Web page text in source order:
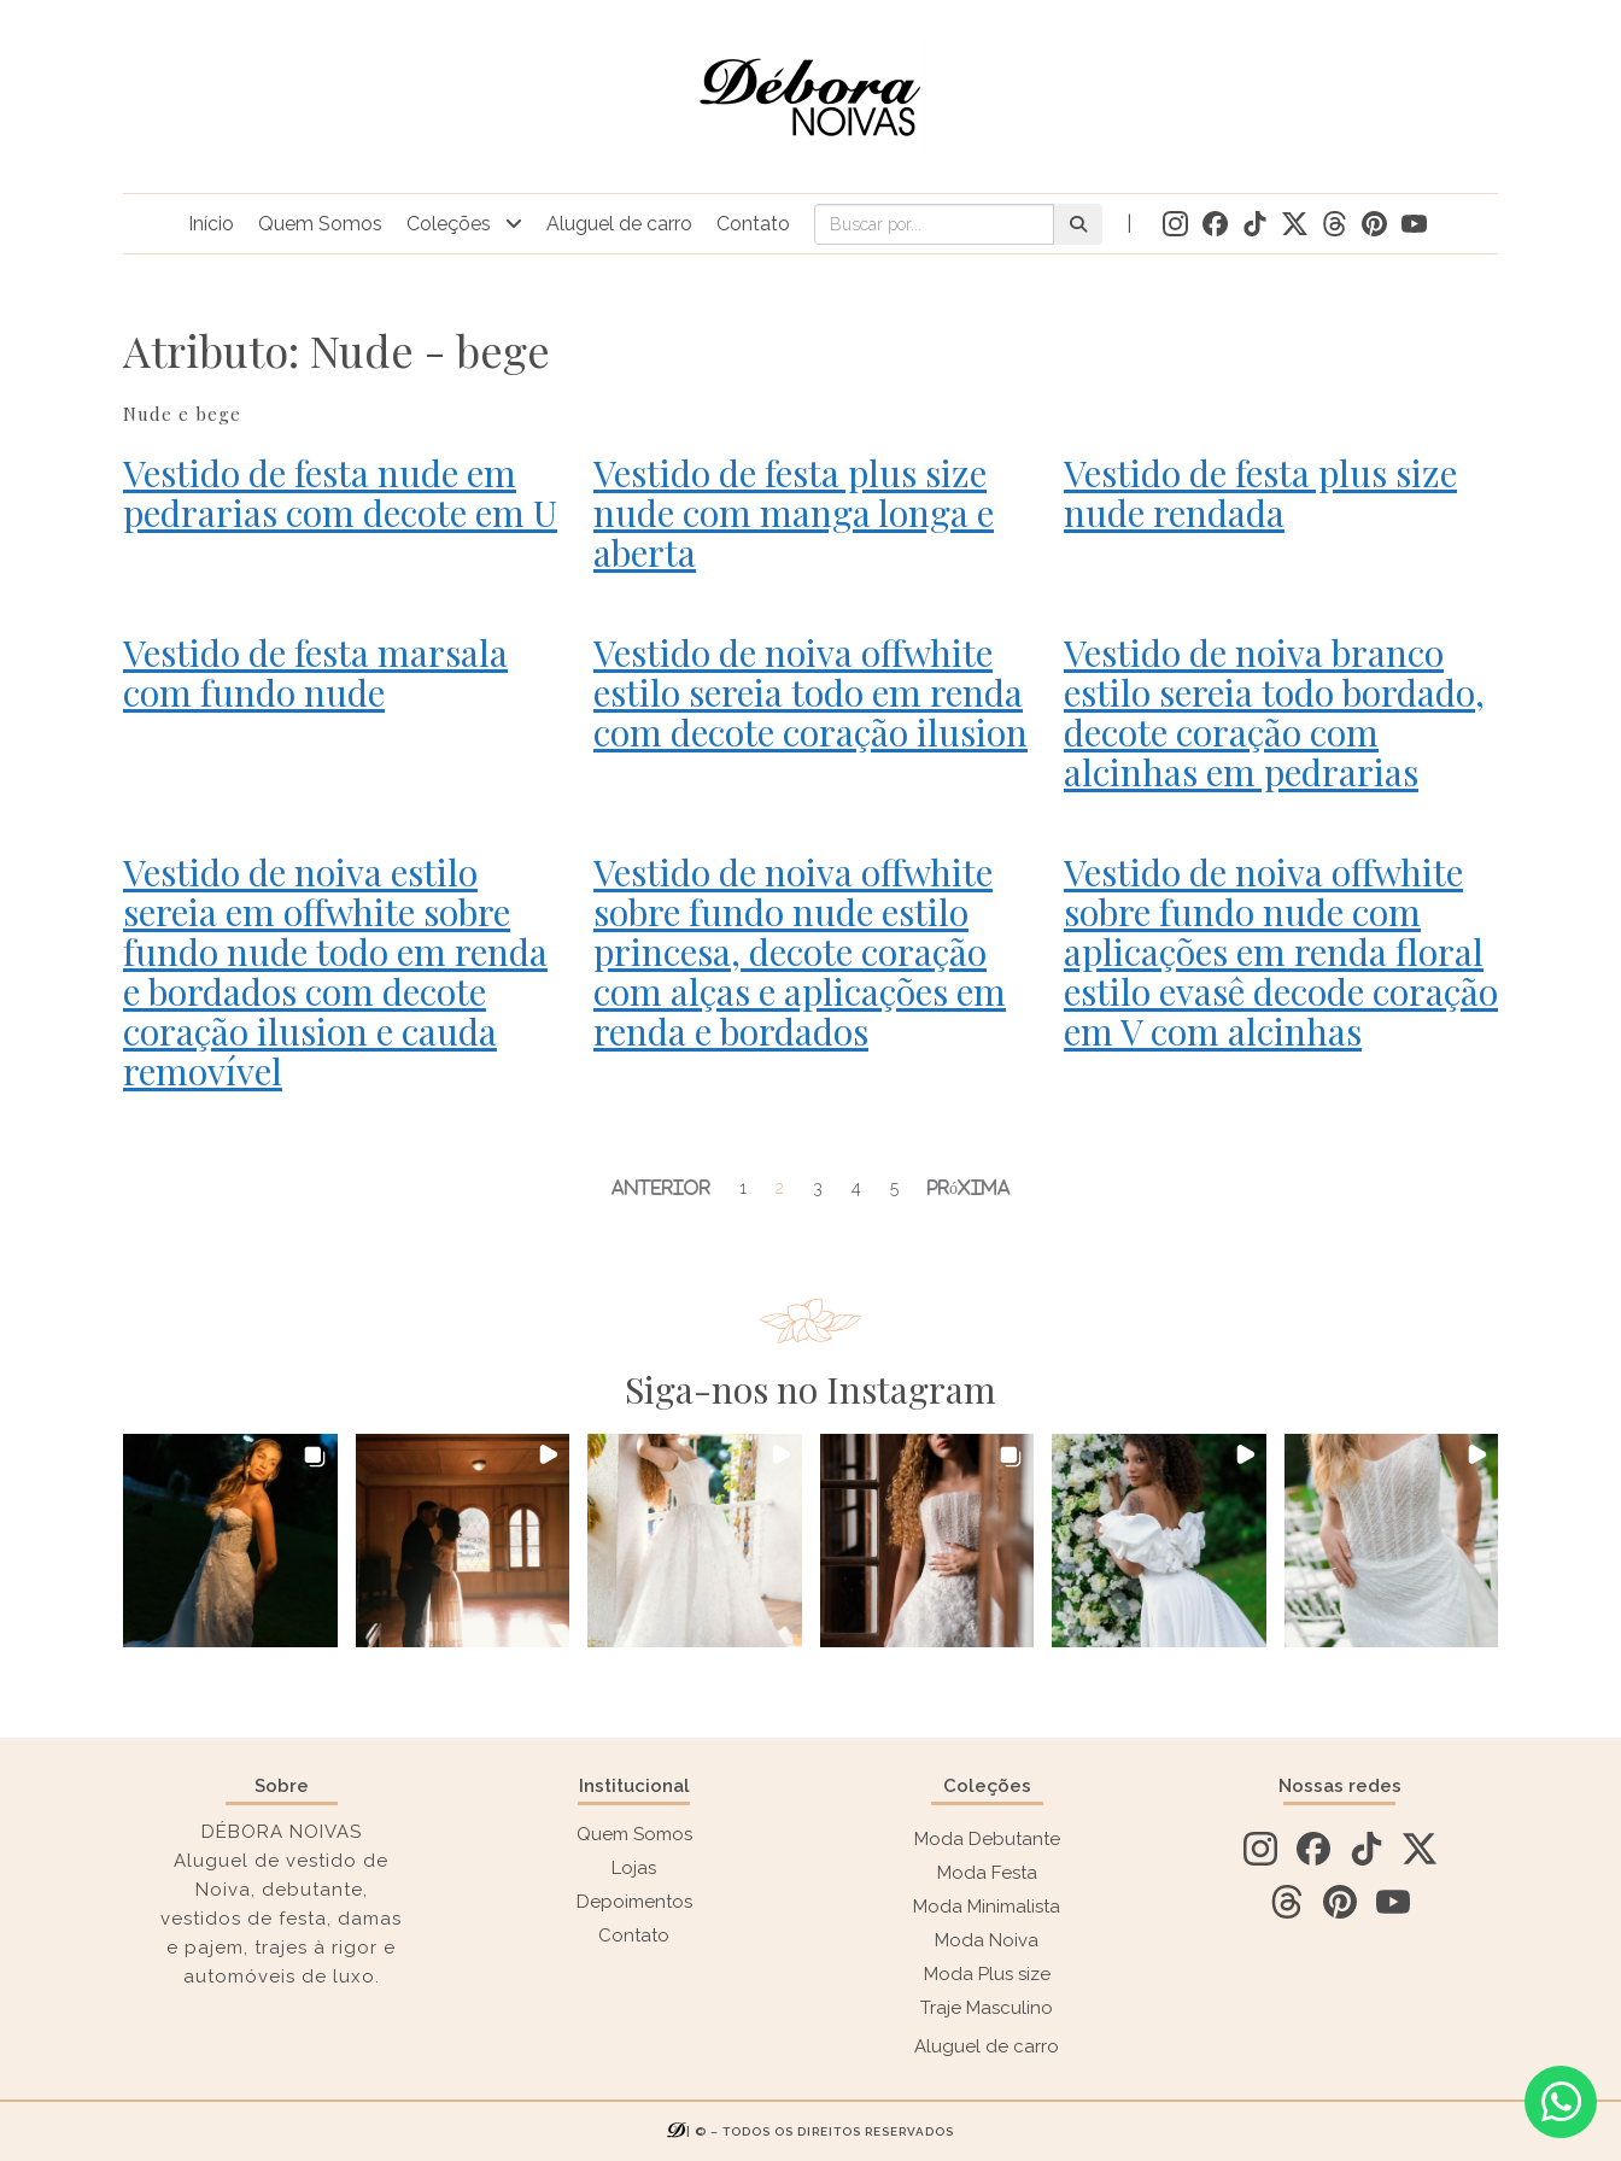
Início Quem Somos Coleções Aluguel de carro Contato
Atributo: Nude - bege
Nude e bege
Vestido de festa nude em
pedrarias com decote em U
Vestido de festa plus size
nude com manga longa e
aberta
Vestido de festa plus size
nude rendada
Vestido de festa marsala
com fundo nude
Vestido de noiva offwhite
estilo sereia todo em renda
com decote coração ilusion
Vestido de noiva branco
estilo sereia todo bordado,
decote coração com
alcinhas em pedrarias
Vestido de noiva estilo
sereia em offwhite sobre
fundo nude todo em renda
e bordados com decote
coração ilusion e cauda
removível
Vestido de noiva offwhite
sobre fundo nude estilo
princesa, decote coração
com alças e aplicações em
renda e bordados
Vestido de noiva offwhite
sobre fundo nude com
aplicações em renda floral
estilo evasê decode coração
em V com alcinhas
1 2 3 4 5
Siga-nos no Instagram
Sobre
DÉBORA NOIVAS
Aluguel de vestido de
Noiva, debutante,
vestidos de festa, damas
e pajem, trajes à rigor e
automóveis de luxo.
Institucional
Quem Somos
Lojas
Depoimentos
Contato
Coleções
Moda Debutante
Moda Festa
Moda Minimalista
Moda Noiva
Moda Plus size
Traje Masculino
Aluguel de carro
Nossas redes
| © – TODOS OS DIREITOS RESERVADOS